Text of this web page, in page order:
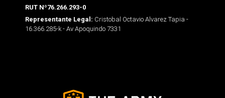
RUT Nº76.266.293-0
Representante Legal: Cristobal Octavio Alvarez Tapia -
16.366.285-k - Av Apoquindo 7331